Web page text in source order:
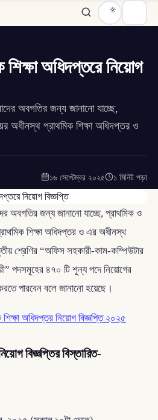
অধিদপ্তরে নিয়োগ
অবগতির জন্য জানানো যাচ্ছে,
অধীনস্থ প্রাথমিক শিক্ষা অধিদপ্তর ও
১৬ সেপ্টেম্বর ২০২৫ ১ মিনিট পড়া
অবগতির জন্য জানানো যাচ্ছে, প্রাথমিক ও
শিক্ষা অধিদপ্তর ও এর অধীনস্থ
শ্রেণির “অফিস সহকারী-কাম-কম্পিউটার
পদসমূহের ৪৭০ টি শূন্য পদে নিয়োগের
পারবেন বলে জানানো হয়েছে।
অধিদপ্তর নিয়োগ বিজ্ঞপ্তি ২০২৫
বিজ্ঞপ্তির বিস্তারিত-